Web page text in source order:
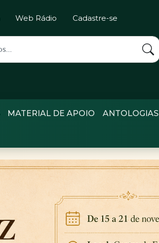
Web Rádio Cadastre-se
MATERIAL DE APOIO ANTOLOGIAS